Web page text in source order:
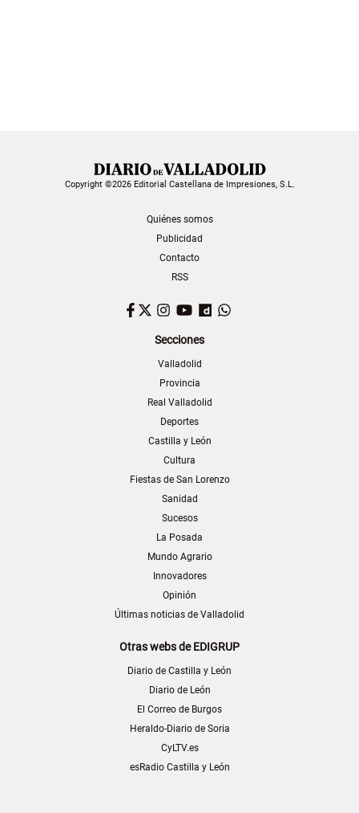
Copyright ©2026 Editorial Castellana de Impresiones, S.L.
Quiénes somos
Publicidad
Contacto
RSS
Facebook
TwitterInstagram
YouTubeDailymotion
Secciones
Valladolid
Provincia
Real Valladolid
Deportes
Castilla y León
Cultura
Fiestas de San Lorenzo
Sanidad
Sucesos
La Posada
Mundo Agrario
Innovadores
Opinión
Últimas noticias de Valladolid
Otras webs de EDIGRUP
Diario de Castilla y León
Diario de León
El Correo de Burgos
Heraldo-Diario de Soria
CyLTV.es
esRadio Castilla y León